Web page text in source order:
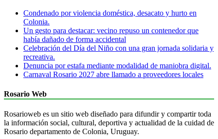
Condenado por violencia doméstica, desacato y hurto en
Colonia.
Un gesto para destacar: vecino repuso un contenedor que
había dañado de forma accidental
Celebración del Día del Niño con una gran jornada solidaria y
recreativa.
Denuncia por estafa mediante modalidad de maniobra digital.
Carnaval Rosario 2027 abre llamado a proveedores locales
Rosario Web
Rosarioweb es un sitio web diseñado para difundir y compartir toda
la información social, cultural, deportiva y actualidad de la cuidad de
Rosario departamento de Colonia, Uruguay.